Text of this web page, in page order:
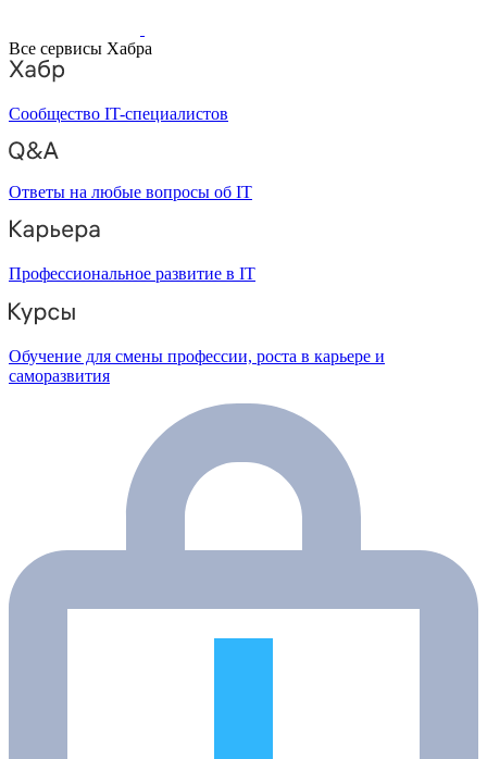
Все сервисы Хабра
Сообщество IT-специалистов
Ответы на любые вопросы об IT
Профессиональное развитие в IT
Обучение для смены профессии, роста в карьере и
саморазвития